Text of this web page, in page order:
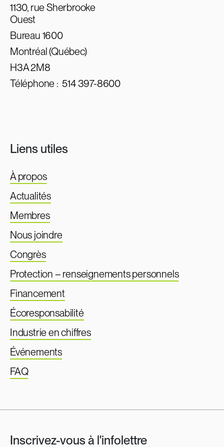
1130, rue Sherbrooke
Ouest
Bureau 1600
Montréal (Québec)
H3A 2M8
Téléphone :514 397-8600
Liens utiles
À propos
Actualités
Membres
Nous joindre
Congrès
Protection – renseignements personnels
Financement
Écoresponsabilité
Industrie en chiffres
Événements
FAQ
Inscrivez-vous à l'infolettre